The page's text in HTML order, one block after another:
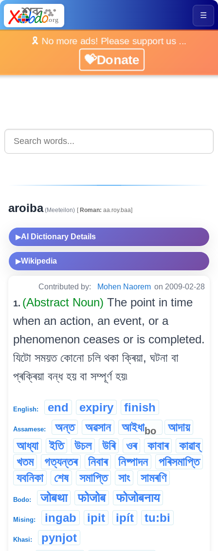
☰
🎗️ No more ads! Please support us ...
💝Donate
aroiba(Meeteilon) [Roman: aa.roy.baa]
▶AI Dictionary Details
▶Wikipedia
Contributed by: Mohen Naorem on 2009-02-28
1. (Abstract Noun) The point in time
when an action, an event, or a
phenomenon ceases or is completed.
যিটো সময়ত কোনো চলি থকা ক্ৰিয়া, ঘটনা বা
প্ৰক্ৰিয়া বন্ধ হয় বা সম্পূৰ্ণ হয়৷
English: end expiry finish
Assamese: অন্ত অৱসান আইধাbo
আদায়
আধ্যা
ইতি উচল উৰি ওৰ কাবাৰ
কাৱাব্
খতম
গত্যন্তৰ নিবাৰ নিষ্পাদন
পৰিসমাপ্তি
যবনিকা
শেষ সমাপ্তি সাং সামৰণি
Bodo: जोबथा फोजोब फोजोबनाय
Mising: ingab ipit ipít tu:bi
Khasi: pynjot